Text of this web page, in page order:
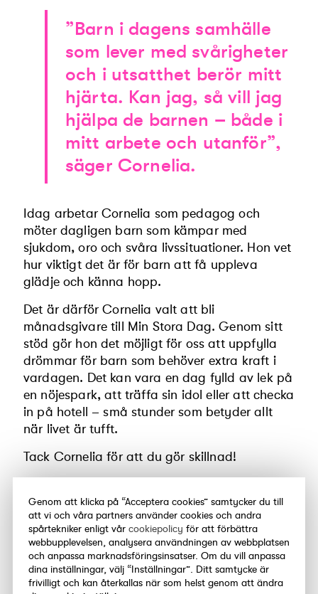
”Barn i dagens samhälle
som lever med svårigheter
och i utsatthet berör mitt
hjärta. Kan jag, så vill jag
hjälpa de barnen – både i
mitt arbete och utanför”,
säger Cornelia.
Idag arbetar Cornelia som pedagog och
möter dagligen barn som kämpar med
sjukdom, oro och svåra livssituationer. Hon vet
hur viktigt det är för barn att få uppleva
glädje och känna hopp.
Det är därför Cornelia valt att bli
månadsgivare till Min Stora Dag. Genom sitt
stöd gör hon det möjligt för oss att uppfylla
drömmar för barn som behöver extra kraft i
vardagen. Det kan vara en dag fylld av lek på
en nöjespark, att träffa sin idol eller att checka
in på hotell – små stunder som betyder allt
när livet är tufft.
Tack Cornelia för att du gör skillnad!
fler barn en oförglömlig dag?
Bli månadsgivare här
Tillsammans ger vi fler barn kraft att orka
fortsätta kämpa.
Genom att klicka på “Acceptera cookies” samtycker du till
att vi och våra partners använder cookies och andra
spårtekniker enligt vår cookiepolicy för att förbättra
webbupplevelsen, analysera användningen av webbplatsen
och anpassa marknadsföringsinsatser. Om du vill anpassa
dina inställningar, välj “Inställningar”. Ditt samtycke är
frivilligt och kan återkallas när som helst genom att ändra